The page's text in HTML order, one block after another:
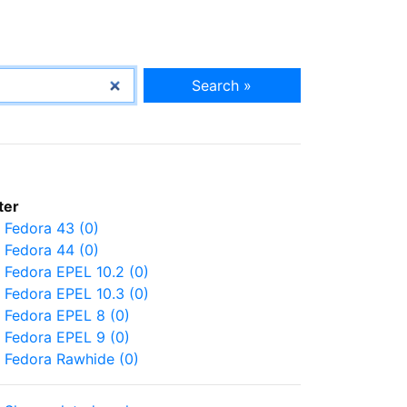
Search »
Fedora 43 (0)
Fedora 44 (0)
Fedora EPEL 10.2 (0)
Fedora EPEL 10.3 (0)
Fedora EPEL 8 (0)
Fedora EPEL 9 (0)
Fedora Rawhide (0)